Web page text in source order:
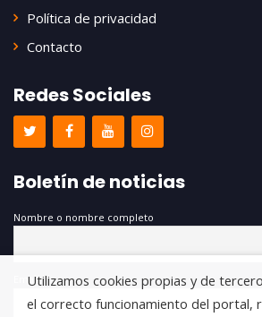
Política de privacidad
Contacto
Redes Sociales
Boletín de noticias
Nombre o nombre completo
Email
Utilizamos cookies propias y de
el correcto funcionamiento del portal,